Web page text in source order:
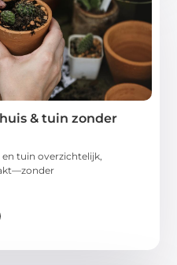
& tuin zonder
en tuin overzichtelijk,